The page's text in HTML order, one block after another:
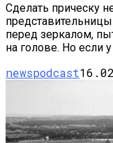
Сделать прическу
перед зеркалом,
на голове. Но если у
newspodcast